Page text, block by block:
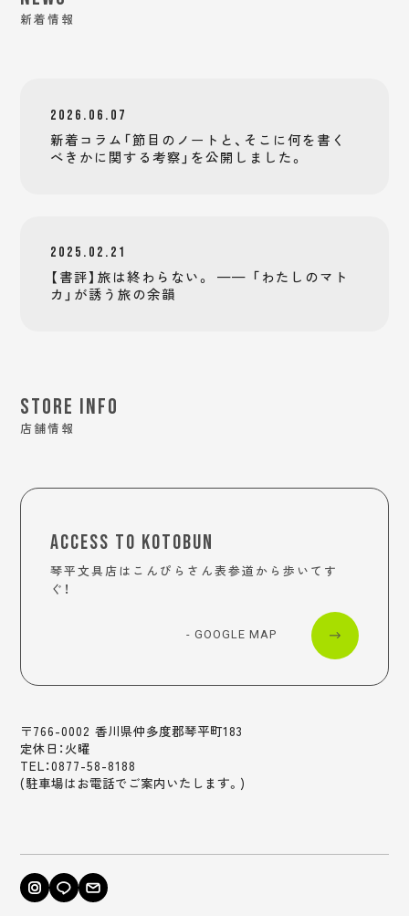
新着情報
2026.06.07
新着コラム「節目のノートと、そこに何を書く
べきかに関する考察」を公開しました。
2025.02.21
【書評】旅は終わらない。 —— 「わたしのマト
カ」が誘う旅の余韻
STORE INFO
店舗情報
ACCESS TO KOTOBUN
琴平文具店はこんぴらさん表参道から歩いてす
ぐ！
- GOOGLE MAP
〒766-0002 香川県仲多度郡琴平町183
定休日：火曜
TEL：0877-58-8188
(駐車場はお電話でご案内いたします。)